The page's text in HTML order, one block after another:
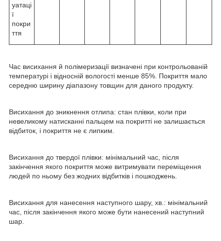
уатаці
ї
покри
ття
Час висихання й полімеризації визначені при контрольованій
температурі і відносній вологості менше 85%. Покриття мало
середню ширину діапазону товщин для даного продукту.
Висихання до зникнення отлипа: стан плівки, коли при
невеликому натисканні пальцем на покритті не залишається
відбиток, і покриття не є липким.
Висихання до твердої плівки: мінімальний час, після
закінчення якого покриття може витримувати переміщення
людей по ньому без жодних відбитків і пошкоджень.
Висихання для нанесення наступного шару, хв.: мінімальний
час, після закінчення якого може бути нанесений наступний
шар.